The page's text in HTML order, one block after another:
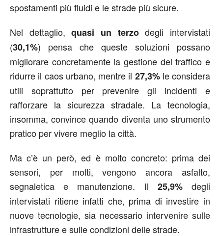
spostamenti più fluidi e le strade più sicure.
Nel dettaglio,quasi un terzodegli intervistati
(30,1%) pensa che queste soluzioni possano
migliorare concretamente la gestione del traffico e
ridurre il caos urbano, mentre il 27,3%le considera
utili soprattutto per prevenire gli incidenti e
rafforzare la sicurezza stradale. La tecnologia,
insomma, convince quando diventa uno strumento
pratico per vivere meglio la città.
Ma c’è un però, ed è molto concreto: prima dei
sensori, per molti, vengono ancora asfalto,
segnaletica e manutenzione. Il 25,9%degli
intervistati ritiene infatti che, prima di investire in
nuove tecnologie, sia necessario intervenire sulle
infrastrutture e sulle condizioni delle strade.